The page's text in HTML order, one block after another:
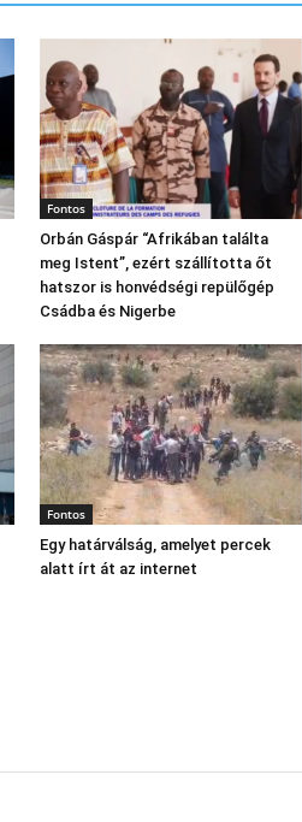
Fontos
Orbán Gáspár “Afrikában találta
meg Istent”, ezért szállította őt
hatszor is honvédségi repülőgép
Csádba és Nigerbe
Fontos
Egy határválság, amelyet percek
alatt írt át az internet